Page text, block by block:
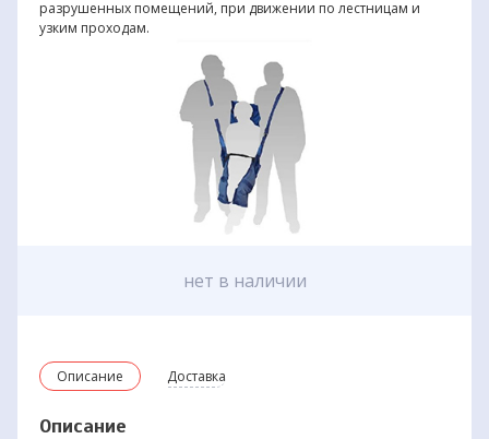
разрушенных помещений, при движении по лестницам и
узким проходам.
Описание Доставка
Описание
нет в наличии